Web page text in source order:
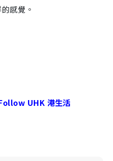
感覺。
UHK 港生活